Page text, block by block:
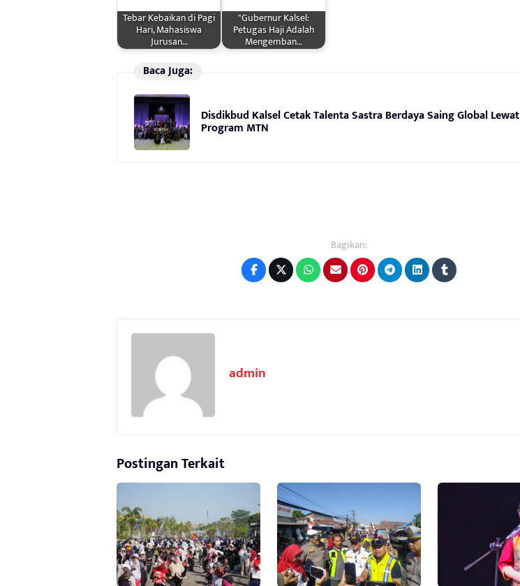
Tebar Kebaikan di Pagi
Hari, Mahasiswa
Jurusan…
"Gubernur Kalsel:
Petugas Haji Adalah
Mengemban…
Baca Juga:
Disdikbud Kalsel Cetak Talenta Sastra Berdaya Saing Global Lewat
Program MTN
Bagikan:
admin
Postingan Terkait